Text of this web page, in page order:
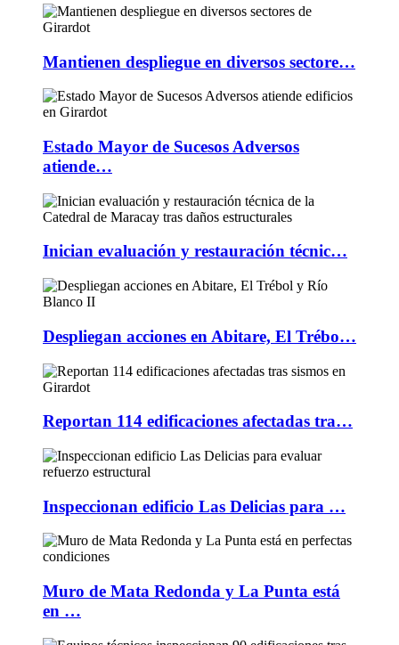
Mantienen despliegue en diversos sectore…
Estado Mayor de Sucesos Adversos
atiende…
Inician evaluación y restauración técnic…
Despliegan acciones en Abitare, El Trébo…
Reportan 114 edificaciones afectadas tra…
Inspeccionan edificio Las Delicias para …
Muro de Mata Redonda y La Punta está
en …